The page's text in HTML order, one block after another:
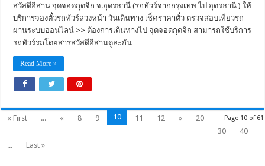
สวัสดีอีสาน จุดจอดกุดจิก จ.อุดรธานี (รถทัวร์จากกรุงเทพ ไป อุดรธานี ) ให้
บริการจองตั๋วรถทัวร์ล่วงหน้า วันเดินทาง เช็คราคาตั๋ว ตรวจสอบเที่ยวรถ
ผ่านระบบออนไลน์ >> ต้องการเดินทางไป จุดจอดกุดจิก สามารถใช้บริการ
รถทัวร์รถโดยสารสวัสดีอีสานดูละกัน
Read More »
Page 10 of 61
« First ... « 8 9 10 11 12 »
20
30
40
...
Last »